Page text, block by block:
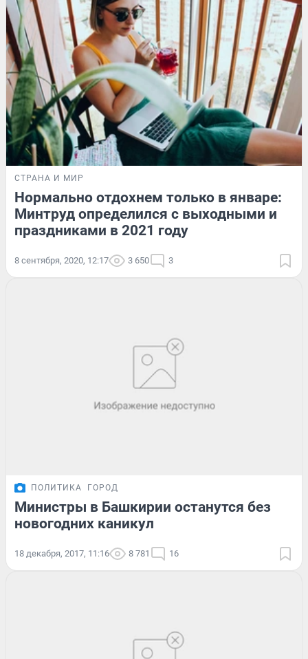
СТРАНА И МИР
Нормально отдохнем только в январе:
Минтруд определился с выходными и
праздниками в 2021 году
8 сентября, 2020, 12:17 3 650 3
ПОЛИТИКА ГОРОД
Министры в Башкирии останутся без
новогодних каникул
18 декабря, 2017, 11:16 8 781 16